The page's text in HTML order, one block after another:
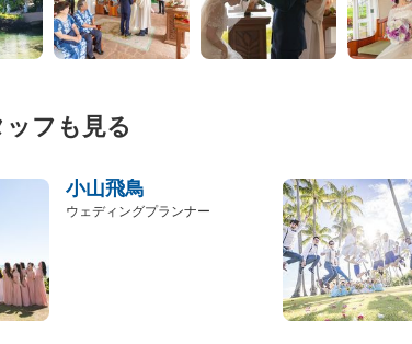
フも見る
小山飛鳥
ウェディングプランナー